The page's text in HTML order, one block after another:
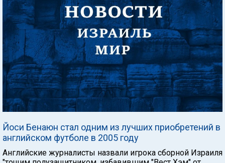
Йоси Бенаюн стал одним из лучших приобретений в
английском футболе в 2005 году
Английские журналисты назвали игрока сборной Израиля